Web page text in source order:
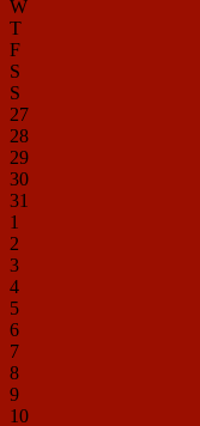
W
T
F
S
S
27
28
29
30
31
1
2
3
4
5
6
7
8
9
10